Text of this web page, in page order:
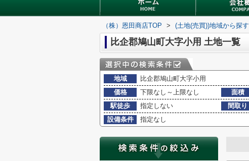
（株）恩田商店TOP > (土地(売買))地域から探す
比企郡鳩山町大字小用 土地一覧
地域
比企郡鳩山町大字小用
価格
下限なし～上限なし 面積
駅徒歩
指定しない 間取り
設備条件
指定なし